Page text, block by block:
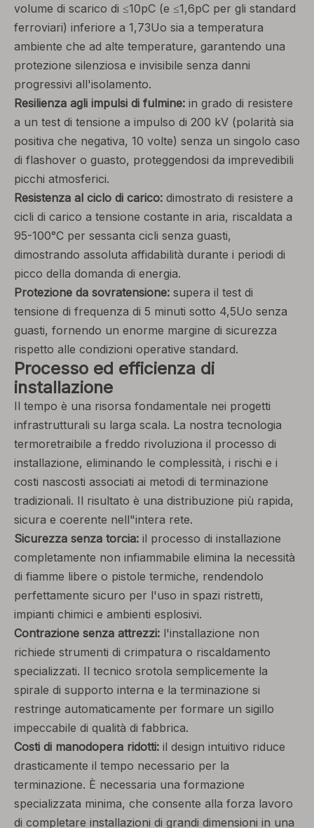
volume di scarico di ≤10pC (e ≤1,6pC per gli standard
ferroviari) inferiore a 1,73Uo sia a temperatura
ambiente che ad alte temperature, garantendo una
protezione silenziosa e invisibile senza danni
progressivi all'isolamento.
Resilienza agli impulsi di fulmine: in grado di resistere
a un test di tensione a impulso di 200 kV (polarità sia
positiva che negativa, 10 volte) senza un singolo caso
di flashover o guasto, proteggendosi da imprevedibili
picchi atmosferici.
Resistenza al ciclo di carico: dimostrato di resistere a
cicli di carico a tensione costante in aria, riscaldata a
95-100°C per sessanta cicli senza guasti,
dimostrando assoluta affidabilità durante i periodi di
picco della domanda di energia.
Protezione da sovratensione: supera il test di
tensione di frequenza di 5 minuti sotto 4,5Uo senza
guasti, fornendo un enorme margine di sicurezza
rispetto alle condizioni operative standard.
Processo ed efficienza di
installazione
Il tempo è una risorsa fondamentale nei progetti
infrastrutturali su larga scala. La nostra tecnologia
termoretraibile a freddo rivoluziona il processo di
installazione, eliminando le complessità, i rischi e i
costi nascosti associati ai metodi di terminazione
tradizionali. Il risultato è una distribuzione più rapida,
sicura e coerente nell"intera rete.
Sicurezza senza torcia: il processo di installazione
completamente non infiammabile elimina la necessità
di fiamme libere o pistole termiche, rendendolo
perfettamente sicuro per l'uso in spazi ristretti,
impianti chimici e ambienti esplosivi.
Contrazione senza attrezzi: l'installazione non
richiede strumenti di crimpatura o riscaldamento
specializzati. Il tecnico srotola semplicemente la
spirale di supporto interna e la terminazione si
restringe automaticamente per formare un sigillo
impeccabile di qualità di fabbrica.
Costi di manodopera ridotti: il design intuitivo riduce
drasticamente il tempo necessario per la
terminazione. È necessaria una formazione
specializzata minima, che consente alla forza lavoro
di completare installazioni di grandi dimensioni in una